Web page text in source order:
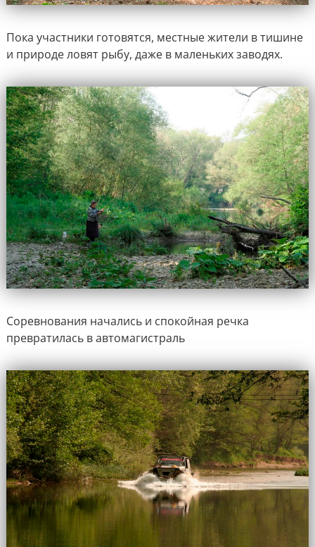
Пока участники готовятся, местные жители в тишине
и природе ловят рыбу, даже в маленьких заводях.
Соревнования начались и спокойная речка
превратилась в автомагистраль